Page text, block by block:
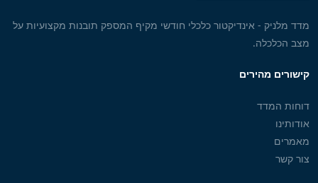
מדד מלניק - אינדיקטור כלכלי חודשי מקיף המספק תובנות מקצועיות על
מצב הכלכלה.
קישורים מהירים
דוחות המדד
אודותינו
מאמרים
צור קשר